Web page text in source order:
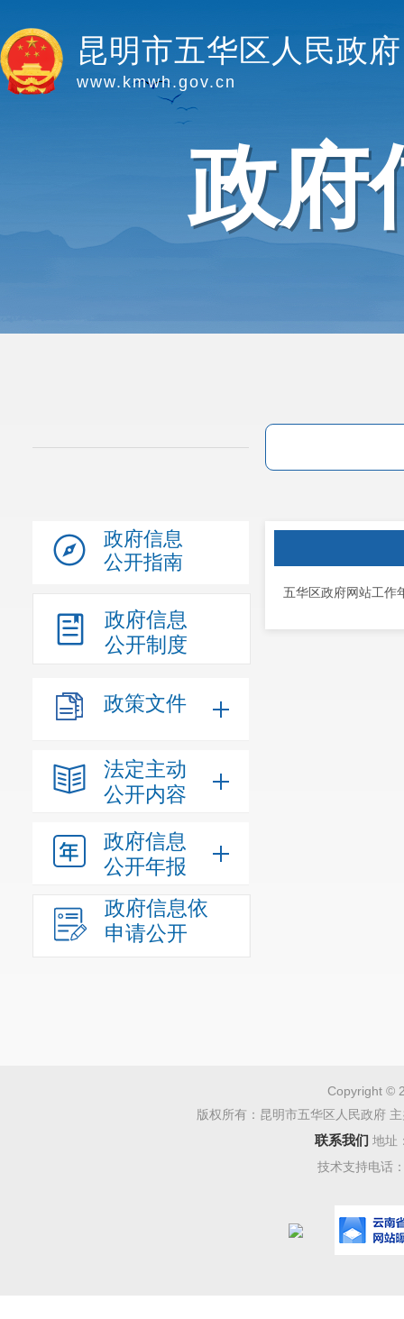
昆明市五华区人民政府
www.kmwh.gov.cn
政府
政府信息
公开指南
政府信息
公开制度
政策文件
法定主动
公开内容
政府信息
公开年报
政府信息依
申请公开
五华区政府网站工作
Copyright ©
版权所有：昆明市五华区人民政府
联系我们 地址
技术支持电话